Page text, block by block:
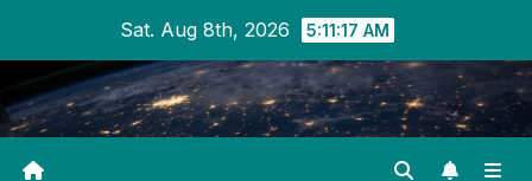
content
Sat. Aug 8th, 2026 5:11:17 AM